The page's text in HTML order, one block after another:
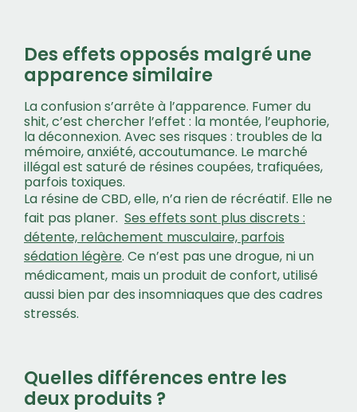
Des effets opposés malgré une
apparence similaire
La confusion s’arrête à l’apparence. Fumer du
shit, c’est chercher l’effet : la montée, l’euphorie,
la déconnexion. Avec ses risques : troubles de la
mémoire, anxiété, accoutumance. Le marché
illégal est saturé de résines coupées, trafiquées,
parfois toxiques.
La résine de CBD, elle, n’a rien de récréatif. Elle ne
fait pas planer. Ses effets sont plus discrets :
détente, relâchement musculaire, parfois
sédation légère. Ce n’est pas une drogue, ni un
médicament, mais un produit de confort, utilisé
aussi bien par des insomniaques que des cadres
stressés.
Quelles différences entre les
deux produits ?